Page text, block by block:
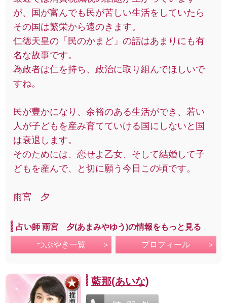
が、国が富んでも民が苦しい生活をしていたら
その国は繁栄から遠のきます。
仁徳天皇の「民のかまど」の話はあまりにも有
名な故事です。
為政者は仁を持ち、政治に取り組んでほしいで
すね。
民が豊かになり、余裕のある生活ができ、若い
人が子どもを産み育てていける国にしないと国
は衰退します。
そのためには、恋せよ乙女、そして結婚して子
どもを産んで、と切に願う今日この頃です。
雨宮 夕
占い師 雨宮 夕(あまみやゆう)の情報をもっと見る
つぶやき一覧 プロフィール
藍那(あいな)